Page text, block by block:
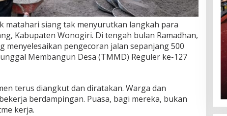
matahari siang tak menyurutkan langkah para
Kabupaten Wonogiri. Di tengah bulan Ramadhan,
pengecoran jalan sepanjang 500
Membangun Desa (TMMD) Reguler ke-127
terus diangkut dan diratakan. Warga dan
berdampingan. Puasa, bagi mereka, bukan
kerja.